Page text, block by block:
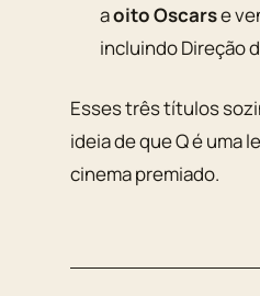
aoito Oscarse
incluindo Direção
Esses três títulos
ideia de que Q é uma
cinema premiado.